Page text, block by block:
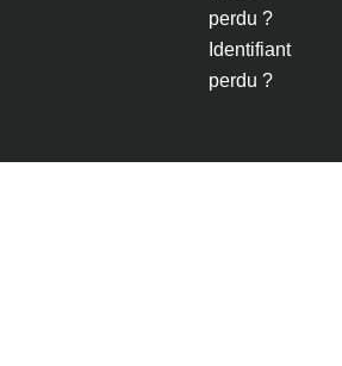
perdu ?
Identifiant
perdu ?